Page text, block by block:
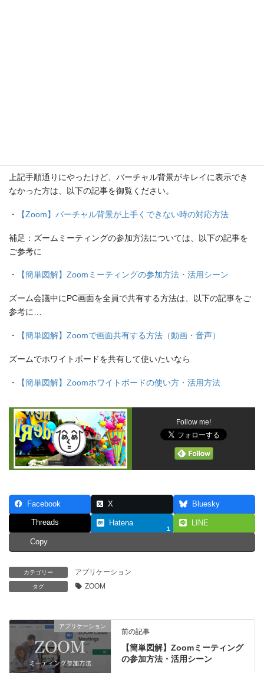
上記手順通りにやったけど、バーチャル背景がキレイに表示でき
なかった方は、以下の記事を御覧ください。
・ 【Zoom】バーチャル背景が上手くできない時の対応方法
補足：ズームミーティングの参加方法については、以下の記事を
ご参考に
・ 【簡単図解】Zoomミーティングの参加方法・活用シーン
ズーム会議中にPC画面を全員で共有する方法は、以下の記事をご
参考に…
・ 【簡単図解】Zoomで画面共有する方法（動画・音声）
ズームでホワイトボードを共有して使いたいなら
・ 【簡単図解】Zoomホワイトボードの使い方・活用方法
Follow me!
Facebook X Bluesky
Threads Hatena
1
LINE
Copy
カテゴリー アプリケーション
タグ ZOOM
アプリケーション
前の記事
【簡単図解】Zoomミーティング
の参加方法・活用シーン